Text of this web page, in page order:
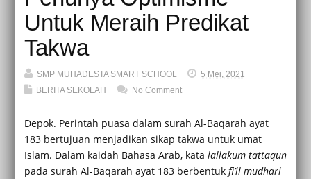
Untuk Meraih Predikat
Takwa
SMP MUHADESTA SMART SCHOOL
5 Mei, 2021
BERITA SEKOLAH
No Comment
Depok. Perintah puasa dalam surah Al-Baqarah ayat
183 bertujuan menjadikan sikap takwa untuk umat
Islam. Dalam kaidah Bahasa Arab, kata lallakum tattaqun
pada surah Al-Baqarah ayat 183 berbentuk fi’il mudhari